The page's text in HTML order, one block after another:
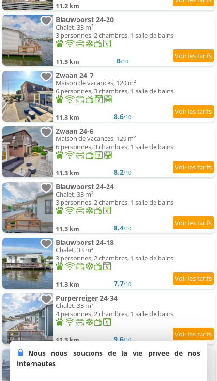
11.2 km
Blauwborst 24-20
Chalet, 33 m²
3 personnes, 2 chambres, 1 salle de bains
11.3 km 8/10
Zwaan 24-7
Maison de vacances, 120 m²
6 personnes, 3 chambres, 1 salle de bains
11.3 km 8.6/10
Zwaan 24-6
Maison de vacances, 120 m²
6 personnes, 3 chambres, 1 salle de bains
11.3 km 8.2/10
Blauwborst 24-24
Chalet, 33 m²
3 personnes, 2 chambres, 1 salle de bains
11.3 km 8.4/10
Blauwborst 24-18
Chalet, 33 m²
3 personnes, 2 chambres, 1 salle de bains
11.3 km 7.7/10
Purperreiger 24-34
Chalet, 33 m²
4 personnes, 2 chambres, 1 salle de bains
11.3 km 9.6/10
Purperreiger 24-32
Nous nous soucions de la vie privée de nos
internautes